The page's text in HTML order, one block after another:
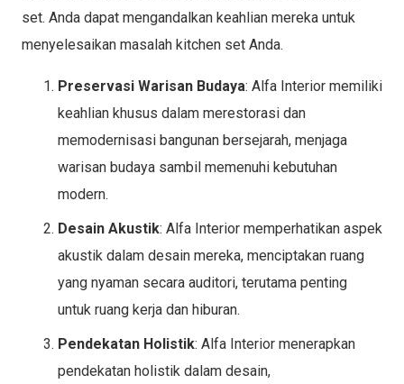
set. Anda dapat mengandalkan keahlian mereka untuk
menyelesaikan masalah kitchen set Anda.
Preservasi Warisan Budaya: Alfa Interior memiliki
keahlian khusus dalam merestorasi dan
memodernisasi bangunan bersejarah, menjaga
warisan budaya sambil memenuhi kebutuhan
modern.
Desain Akustik: Alfa Interior memperhatikan aspek
akustik dalam desain mereka, menciptakan ruang
yang nyaman secara auditori, terutama penting
untuk ruang kerja dan hiburan.
Pendekatan Holistik: Alfa Interior menerapkan
pendekatan holistik dalam desain,